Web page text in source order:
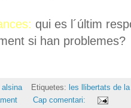
qui es l´últim
si han problemes?
alsina Etiquetes: les llibertats de
Cap comentari: